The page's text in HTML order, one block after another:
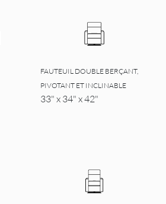
FAUTEUIL DOUBLE BERÇANT,
PIVOTANT ET INCLINABLE
33" x 34" x 42"